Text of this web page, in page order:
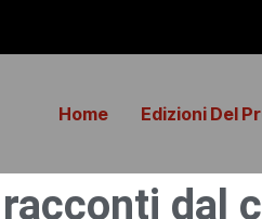
Home Edizioni Del
dal